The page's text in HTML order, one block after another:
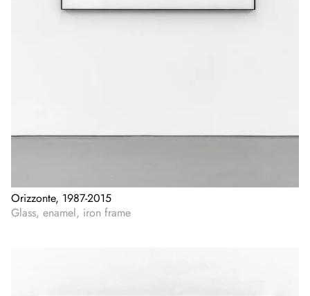
Orizzonte, 1987-2015
Glass, enamel, iron frame